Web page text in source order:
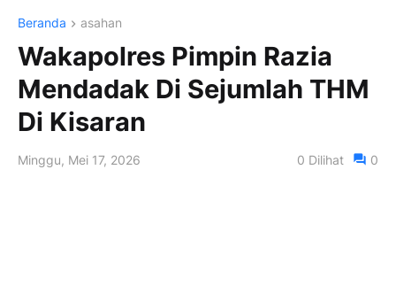
Beranda asahan
Wakapolres Pimpin Razia
Mendadak Di Sejumlah THM
Di Kisaran
Minggu, Mei 17, 2026 0 Dilihat 0